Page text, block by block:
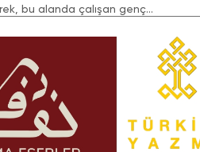
bu alanda çalışan genç
Yazma Eser